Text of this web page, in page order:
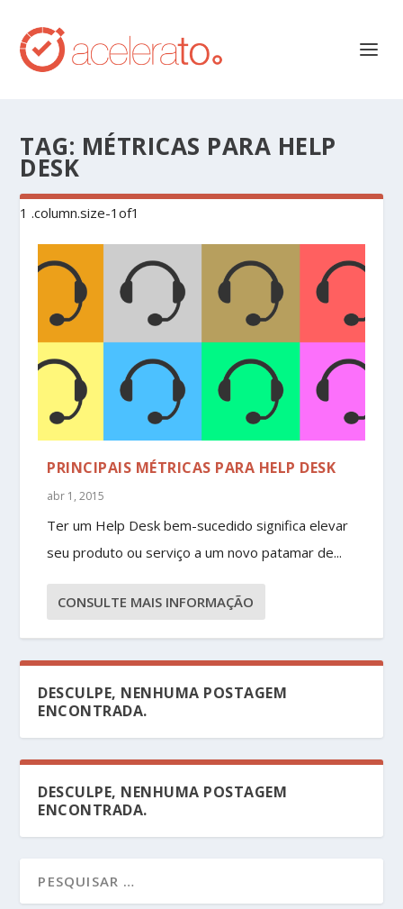
TAG: MÉTRICAS PARA HELP
DESK
PRINCIPAIS MÉTRICAS PARA HELP DESK
abr 1, 2015
Ter um Help Desk bem-sucedido significa elevar
seu produto ou serviço a um novo patamar de...
CONSULTE MAIS INFORMAÇÃO
DESCULPE, NENHUMA POSTAGEM
ENCONTRADA.
DESCULPE, NENHUMA POSTAGEM
ENCONTRADA.